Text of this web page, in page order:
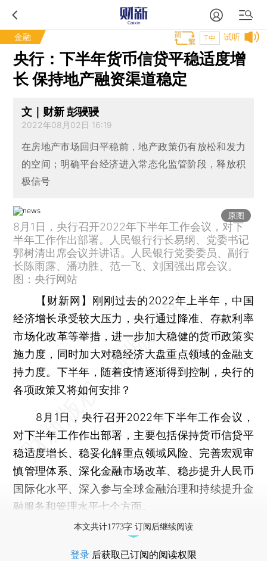
金融 试听
T中
央行：下半年货币信贷平稳适度增
长 保持地产融资渠道稳定
文｜财新 彭骎骎
2022年08月02日 16:19
在房地产市场回归平稳前，地产政策仍有放松和发力
的空间；明确平台经济进入常态化监管阶段，释放积
极信号
原图
8月1日，央行召开2022年下半年工作会议，对下
半年工作作出部署。人民银行行长易纲、党委书记
郭树清出席会议并讲话。人民银行党委委员、副行
长陈雨露、潘功胜、范一飞、刘国强出席会议。
图：央行网站
【财新网】 刚刚过去的2022年上半年，中国
经济增长承受较大压力，央行通过降准、存款利率
市场化改革等举措，进一步加大稳健的货币政策实
施力度，同时加大对稳经济大盘重点领域的金融支
持力度。下半年，随着疫情逐渐得到控制，央行的
各项政策又将如何安排？
8月1日，央行召开2022年下半年工作会议，
对下半年工作作出部署，主要包括保持货币信贷平
稳适度增长、稳妥化解重点领域风险、完善宏观审
慎管理体系、深化金融市场改革、稳步提升人民币
国际化水平、深入参与全球金融治理和持续提升金
融服务和管理水平七个方面。
本文共计1773字 订阅后继续阅读
登录 后获取已订阅的阅读权限